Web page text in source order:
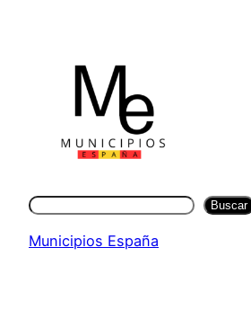
contenido
Buscar Buscar
Municipios España